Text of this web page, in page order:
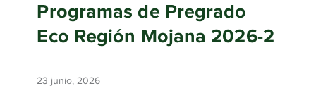
Programas de Pregrado
Eco Región Mojana 2026-2
23 junio, 2026